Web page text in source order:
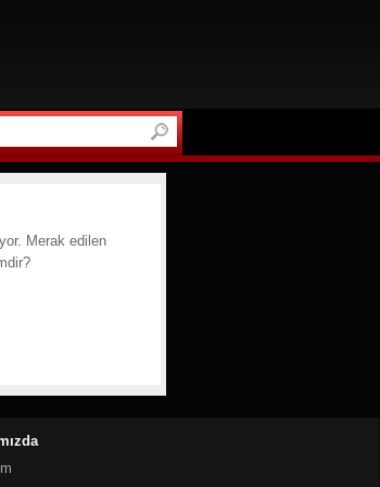
Merak edilen